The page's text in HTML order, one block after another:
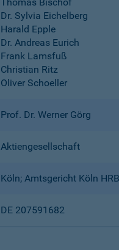
Dr. Sylvia Eichelberg
Harald Epple
Dr. Andreas Eurich
Frank Lamsfuß
Christian Ritz
Oliver Schoeller
Prof. Dr. Werner Görg
Aktiengesellschaft
Köln; Amtsgericht Köln
DE 207591682